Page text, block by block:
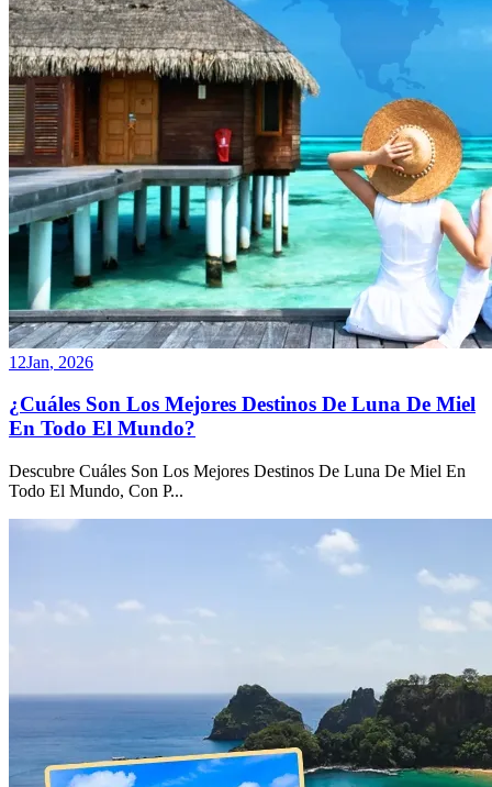
12Jan, 2026
¿Cuáles Son Los Mejores Destinos De Luna De Miel
En Todo El Mundo?
Descubre Cuáles Son Los Mejores Destinos De Luna De Miel En
Todo El Mundo, Con P...